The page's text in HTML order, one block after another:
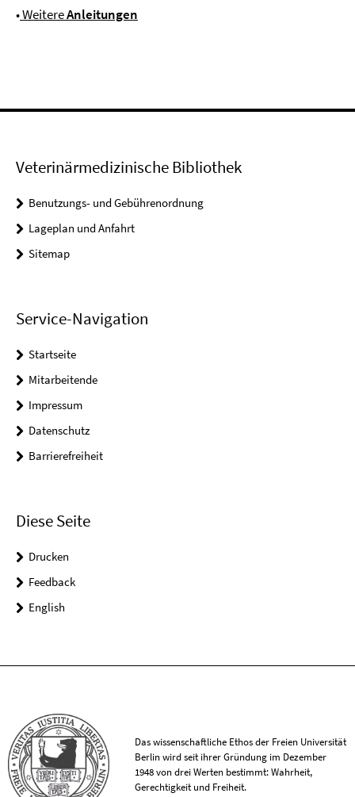
•WeitereAnleitungen
Veterinärmedizinische Bibliothek
Benutzungs- und Gebührenordnung
Lageplan und Anfahrt
Sitemap
Service-Navigation
Startseite
Mitarbeitende
Impressum
Datenschutz
Barrierefreiheit
Diese Seite
Drucken
Feedback
English
Das wissenschaftliche Ethos der Freien Universität
Berlin wird seit ihrer Gründung im Dezember
1948 von drei Werten bestimmt: Wahrheit,
Gerechtigkeit und Freiheit.